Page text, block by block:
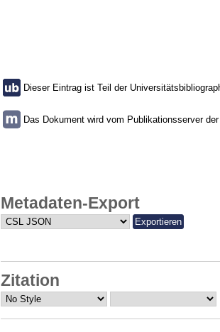
Dieser Eintrag ist Teil der
Das Dokument wird vom Publikationsserver
Metadaten-Export
Zitation